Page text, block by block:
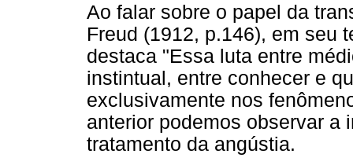
Ao falar sobre o papel da
Freud (1912, p.146), em seu
destaca "Essa luta entre
instintual, entre conhecer e
exclusivamente nos
anterior podemos observar a
tratamento da angústia.